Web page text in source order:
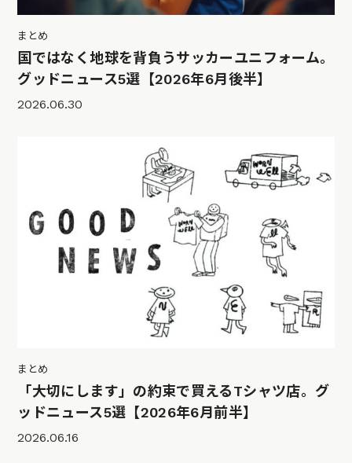
まとめ
国ではなく地球を背負うサッカーユニフォーム。
グッドニュース5選【2026年6月後半】
2026.06.30
まとめ
「大切にします」の約束で買えるTシャツ店。グ
ッドニュース5選【2026年6月前半】
2026.06.16